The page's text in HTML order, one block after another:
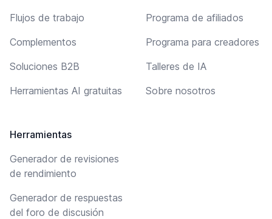
Flujos de trabajo
Complementos
Soluciones B2B
Herramientas AI gratuitas
Herramientas
Generador de revisiones
de rendimiento
Generador de respuestas
del foro de discusión
Programa de afiliados
Programa para creadores
Talleres de IA
Sobre nosotros